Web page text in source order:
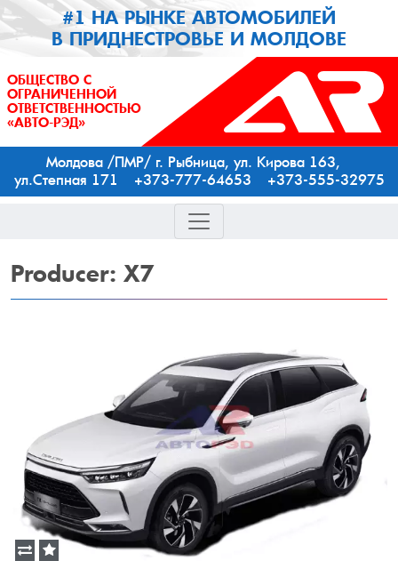
#1 НА РЫНКЕ АВТОМОБИЛЕЙ
В ПРИДНЕСТРОВЬЕ И МОЛДОВЕ
ОБЩЕСТВО С
ОГРАНИЧЕННОЙ
ОТВЕТСТВЕННОСТЬЮ
«АВТО-РЭД»
Молдова /ПМР/ г. Рыбница, ул. Кирова 163,
ул.Степная 171 +373-777-64653 +373-555-32975
Producer: X7